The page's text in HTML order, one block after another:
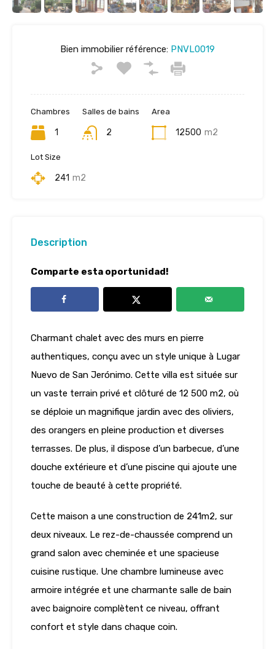
Bien immobilier référence: PNVL0019
Chambres
1
Salles de bains
2
Area
12500 m2
Lot Size
241 m2
Description
Comparte esta oportunidad!
Charmant chalet avec des murs en pierre
authentiques, conçu avec un style unique à Lugar
Nuevo de San Jerónimo. Cette villa est située sur
un vaste terrain privé et clôturé de 12 500 m2, où
se déploie un magnifique jardin avec des oliviers,
des orangers en pleine production et diverses
terrasses. De plus, il dispose d’un barbecue, d’une
douche extérieure et d’une piscine qui ajoute une
touche de beauté à cette propriété.
Cette maison a une construction de 241m2, sur
deux niveaux. Le rez-de-chaussée comprend un
grand salon avec cheminée et une spacieuse
cuisine rustique. Une chambre lumineuse avec
armoire intégrée et une charmante salle de bain
avec baignoire complètent ce niveau, offrant
confort et style dans chaque coin.